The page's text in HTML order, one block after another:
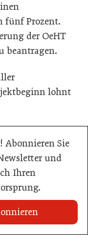
fünf Prozent.
der OeHT
beantragen.
lohnt
Sie
und
Ihren